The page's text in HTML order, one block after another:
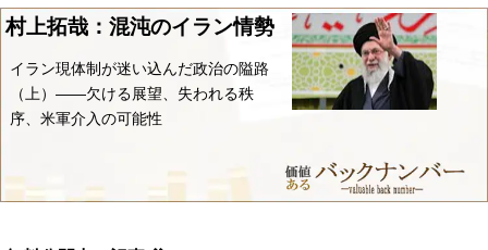
村上拓哉：混沌のイラン情勢
イラン現体制が迷い込んだ政治の隘路
（上）――欠ける展望、失われる秩
序、米軍介入の可能性